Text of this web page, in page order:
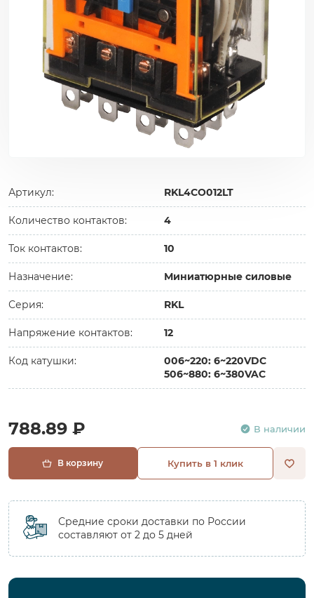
Артикул: RKL4CO012LT
Количество контактов: 4
Ток контактов: 10
Назначение: Миниатюрные силовые
Серия: RKL
Напряжение контактов: 12
Код катушки:
006~220: 6~220VDC
506~880: 6~380VAC
788.89 ₽ В наличии
В корзину Купить в 1 клик
Средние сроки доставки по России
составляют от 2 до 5 дней